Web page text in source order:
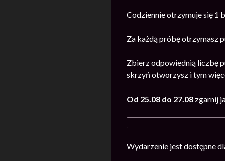
Codziennie otrzymuje się 1
Za każdą próbę otrzymasz
Zbierz odpowiednią liczbę
skrzyń otworzysz i tym
Od 25.08 do 27.08 zgarnij
Wydarzenie jest dostępne